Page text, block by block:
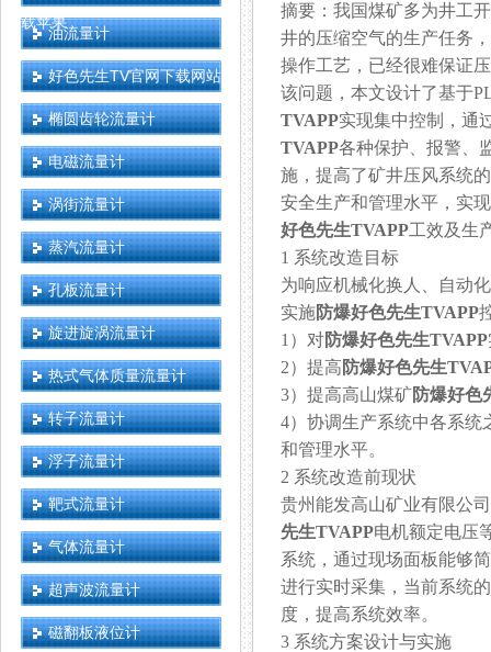
载苹果
油流量计
好色先生TV官网下载网站
椭圆齿轮流量计
电磁流量计
涡街流量计
蒸汽流量计
孔板流量计
旋进旋涡流量计
热式气体质量流量计
转子流量计
浮子流量计
靶式流量计
气体流量计
超声波流量计
磁翻板液位计
摘要：我国煤矿多为井工开
井的压缩空气的生产任务
操作工艺，已经很难保
该问题，本文设计了基于
TVAPP实现集中控制，通
TVAPP各种保护、报警
施，提高了矿井压风系统
安全生产和管理水平，实
好色先生TVAPP工效及生产
1 系统改造目标
为响应机械化换人、自
实施防爆好色先生TVAPP
1）对防爆好色先生TVAPP
2）提高 防爆好色先生
3）提高高山煤矿防爆好色
4）协调生产系统中各系统
和管理水平。
2 系统改造前现状
贵州能发高山矿业有限公司
先生TVAPP电机额定电
系统，通过现场面板能够
进行实时采集，当前系
度，提高系统效率。
3 系统方案设计与实施